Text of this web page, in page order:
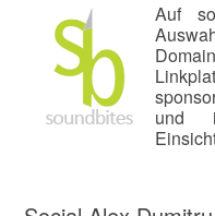
Auf
und